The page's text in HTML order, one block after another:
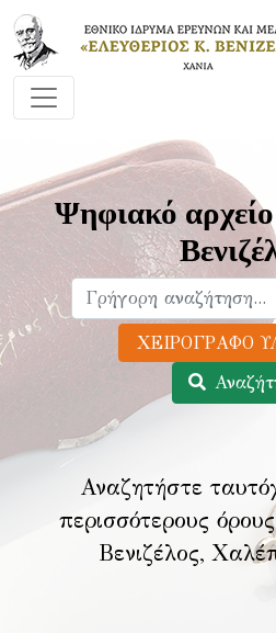
Ψηφιακό
Αναζητήστε
περισσότερους
Βενιζέλος,